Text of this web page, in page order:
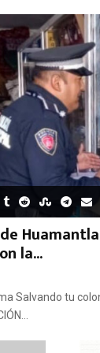
la...
Salvando tu